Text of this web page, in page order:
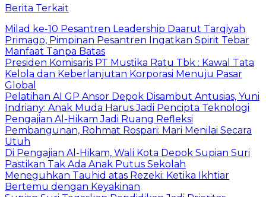
Berita Terkait
Milad ke-10 Pesantren Leadership Daarut Tarqiyah
Primago, Pimpinan Pesantren Ingatkan Spirit Tebar
Manfaat Tanpa Batas
Presiden Komisaris PT Mustika Ratu Tbk : Kawal Tata
Kelola dan Keberlanjutan Korporasi Menuju Pasar
Global
Pelatihan AI GP Ansor Depok Disambut Antusias, Yuni
Indriany: Anak Muda Harus Jadi Pencipta Teknologi
Pengajian Al-Hikam Jadi Ruang Refleksi
Pembangunan, Rohmat Rospari: Mari Menilai Secara
Utuh
Di Pengajian Al-Hikam, Wali Kota Depok Supian Suri
Pastikan Tak Ada Anak Putus Sekolah
Meneguhkan Tauhid atas Rezeki: Ketika Ikhtiar
Bertemu dengan Keyakinan